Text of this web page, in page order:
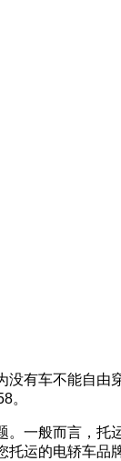
有车不能自
。
一般而言，
托运的电轿车